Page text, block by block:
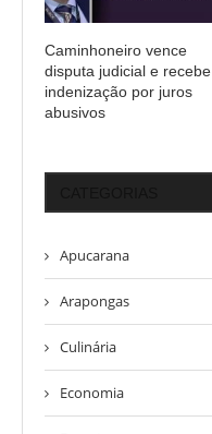
Caminhoneiro vence
disputa judicial e recebe
indenização por juros
abusivos
Apucarana
Arapongas
Culinária
Economia